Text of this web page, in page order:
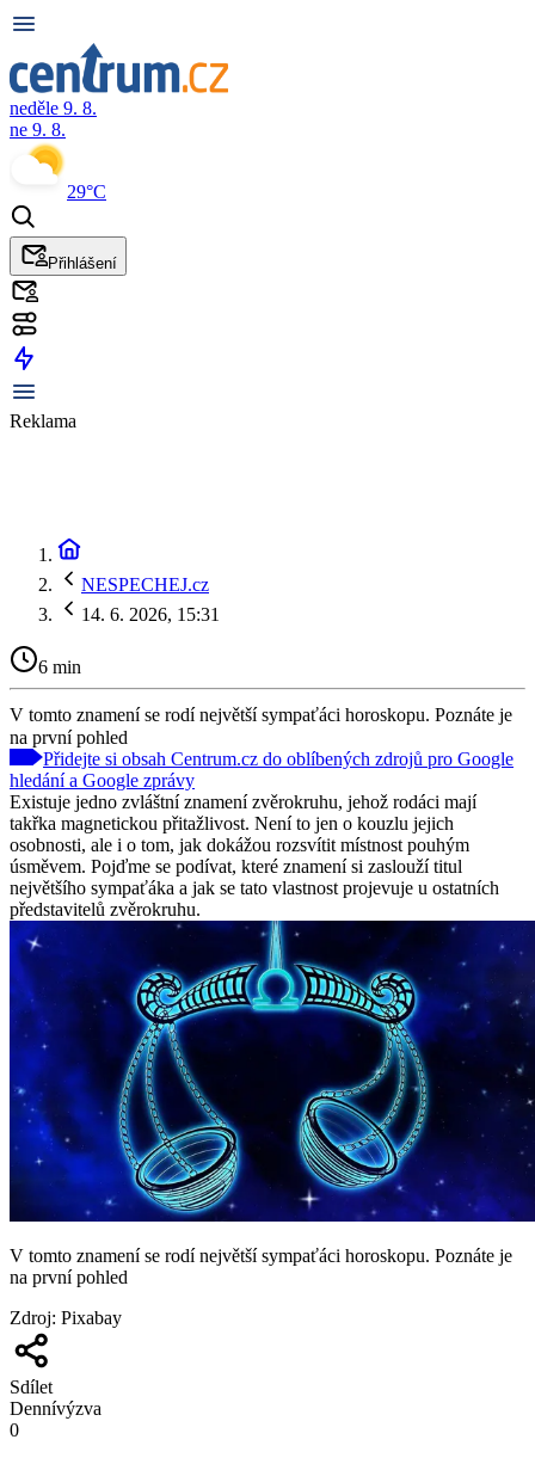
neděle 9. 8.
ne 9. 8.
29°C
Přihlášení
Reklama
NESPECHEJ.cz
14. 6. 2026, 15:31
6 min
V tomto znamení se rodí největší sympaťáci horoskopu. Poznáte je
na první pohled
Přidejte si obsah Centrum.cz do oblíbených zdrojů pro Google
hledání a Google zprávy
Existuje jedno zvláštní znamení zvěrokruhu, jehož rodáci mají
takřka magnetickou přitažlivost. Není to jen o kouzlu jejich
osobnosti, ale i o tom, jak dokážou rozsvítit místnost pouhým
úsměvem. Pojďme se podívat, které znamení si zaslouží titul
největšího sympaťáka a jak se tato vlastnost projevuje u ostatních
představitelů zvěrokruhu.
V tomto znamení se rodí největší sympaťáci horoskopu. Poznáte je
na první pohled
Zdroj: Pixabay
Sdílet
Dennívýzva
0